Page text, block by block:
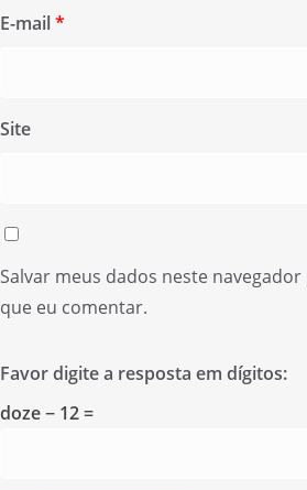
E-mail*
Site
Salvar meus dados neste
que eu comentar.
Favor digite a resposta em dígitos:
doze − 12 =